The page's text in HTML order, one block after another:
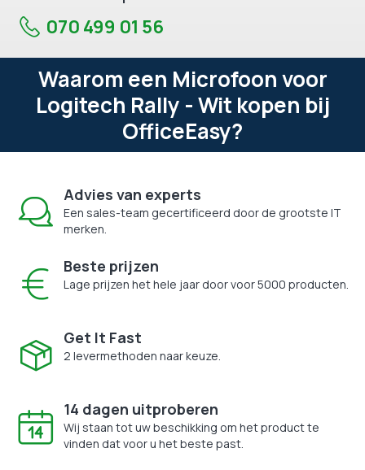
070 499 01 56
Waarom een Microfoon voor
Logitech Rally - Wit kopen bij
OfficeEasy?
Advies van experts
Een sales-team gecertificeerd door de grootste IT
merken.
Beste prijzen
Lage prijzen het hele jaar door voor 5000 producten.
Get It Fast
2 levermethoden naar keuze.
14 dagen uitproberen
Wij staan tot uw beschikking om het product te
vinden dat voor u het beste past.